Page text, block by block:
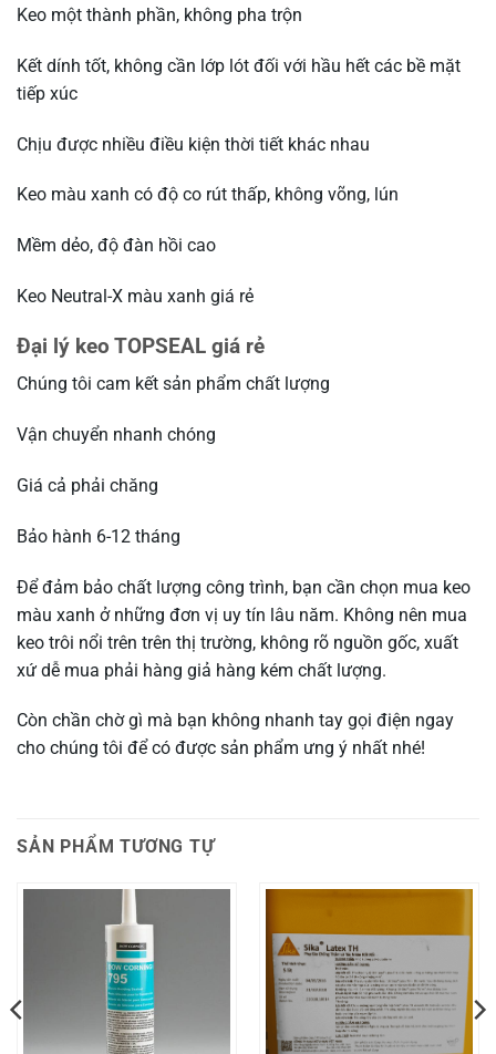
Keo một thành phần, không pha trộn
Kết dính tốt, không cần lớp lót đối với hầu hết các bề mặt
tiếp xúc
Chịu được nhiều điều kiện thời tiết khác nhau
Keo màu xanh có độ co rút thấp, không võng, lún
Mềm dẻo, độ đàn hồi cao
Keo Neutral-X màu xanh giá rẻ
Đại lý keo TOPSEAL giá rẻ
Chúng tôi cam kết sản phẩm chất lượng
Vận chuyển nhanh chóng
Giá cả phải chăng
Bảo hành 6-12 tháng
Để đảm bảo chất lượng công trình, bạn cần chọn mua keo
màu xanh ở những đơn vị uy tín lâu năm. Không nên mua
keo trôi nổi trên trên thị trường, không rõ nguồn gốc, xuất
xứ dễ mua phải hàng giả hàng kém chất lượng.
Còn chần chờ gì mà bạn không nhanh tay gọi điện ngay
cho chúng tôi để có được sản phẩm ưng ý nhất nhé!
SẢN PHẨM TƯƠNG TỰ